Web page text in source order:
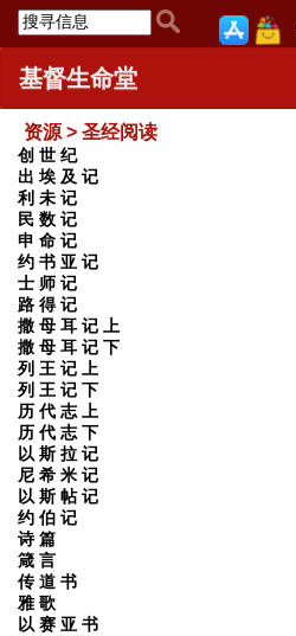
基督生命堂
资源 > 圣经阅读
创 世 纪
出 埃 及 记
利 未 记
民 数 记
申 命 记
约 书 亚 记
士 师 记
路 得 记
撒 母 耳 记 上
撒 母 耳 记 下
列 王 记 上
列 王 记 下
历 代 志 上
历 代 志 下
以 斯 拉 记
尼 希 米 记
以 斯 帖 记
约 伯 记
诗 篇
箴 言
传 道 书
雅 歌
以 赛 亚 书